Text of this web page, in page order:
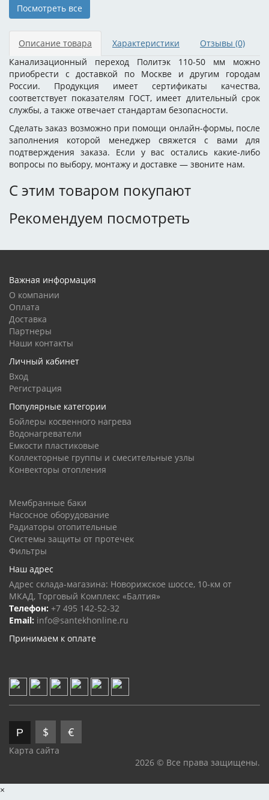
Посмотреть все
Описание товара Характеристики Отзывы (0)
Канализационный переход Политэк 110-50 мм можно
приобрести с доставкой по Москве и другим городам
России. Продукция имеет сертификаты качества,
соответствует показателям ГОСТ, имеет длительный срок
службы, а также отвечает стандартам безопасности.
Сделать заказ возможно при помощи онлайн-формы, после
заполнения которой менеджер свяжется с вами для
подтверждения заказа. Если у вас остались какие-либо
вопросы по выбору, монтажу и доставке — звоните нам.
С этим товаром покупают
Рекомендуем посмотреть
Важная информация
О компании
Оплата
Доставка
Партнеры
Наши контакты
Личный кабинет
Вход
Регистрация
Популярные категории
Бойлеры косвенного нагрева
Водонагреватели
Емкости пластиковые
Коллекторные группы и смесительные узлы
Конвекторы отопления
Мембранные баки
Насосное оборудование
Радиаторы отопительные
Системы защиты от протечек
Фильтры
Наш адрес
Адрес склада-магазина: Новорижское шоссе, 10-км от
МКАД, Торговый Комплекс «Балтия»
Телефон: +7 495 142-52-32
Email: info@santekhonline.ru
Принимаем к оплате
Р $ €
Карта сайта
2026 © Все права защищены.
×